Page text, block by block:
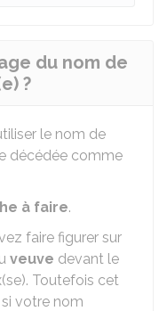
du nom de
?
le nom de
décédée comme
à faire.
faire figurer sur
veuve devant le
Toutefois cet
votre nom